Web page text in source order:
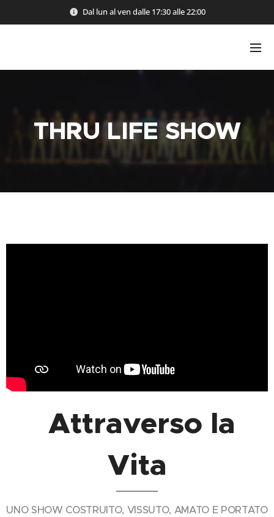
Dal lun al ven dalle 17:30 alle 22:00
THRU LIFE SHOW
Attraverso la
Vita
UNO SHOW COSTRUITO, VISSUTO, AMATO E PORTATO